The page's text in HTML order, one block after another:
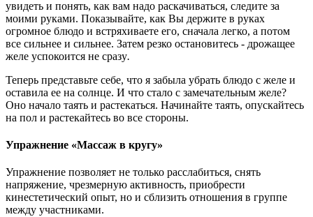
увидеть и понять, как вам надо раскачиваться, следите за
моими руками. Показывайте, как Вы держите в руках
огромное блюдо и встряхиваете его, сначала легко, а потом
все сильнее и сильнее. Затем резко остановитесь - дрожащее
желе успокоится не сразу.
Теперь представьте себе, что я забыла убрать блюдо с желе и
оставила ее на солнце. И что стало с замечательным желе?
Оно начало таять и растекаться. Начинайте таять, опускайтесь
на пол и растекайтесь во все стороны.
Упражнение «Массаж в кругу»
Упражнение позволяет не только расслабиться, снять
напряжение, чрезмерную активность, приобрести
кинестетический опыт, но и сблизить отношения в группе
между участниками.